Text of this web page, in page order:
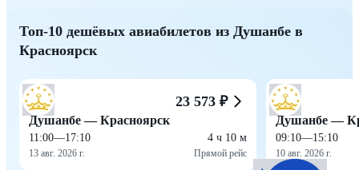
Топ-10 дешёвых авиабилетов из Душанбе в
Красноярск
23 573 ₽
Душанбе — Красноярск
11:00—17:10
13 авг. 2026 г.
4 ч 10 м
Прямой рейс
Душанбе —
09:10—15:10
10 авг. 2026 г.